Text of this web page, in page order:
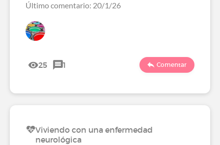
Último comentario: 20/1/26
25 1 Comentar
Viviendo con una enfermedad
neurológica